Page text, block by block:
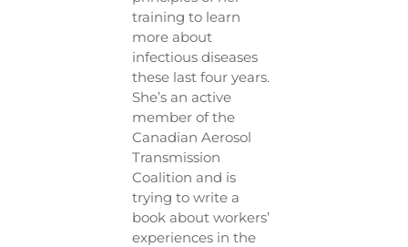
training to learn
more about
infectious diseases
these last four years.
She’s an active
member of the
Canadian Aerosol
Transmission
Coalition and is
trying to write a
book about workers’
experiences in the